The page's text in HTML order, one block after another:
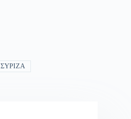
ΣΥΡΙΖΑ